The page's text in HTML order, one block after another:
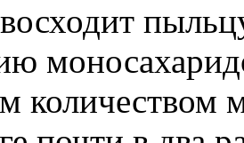
количеством